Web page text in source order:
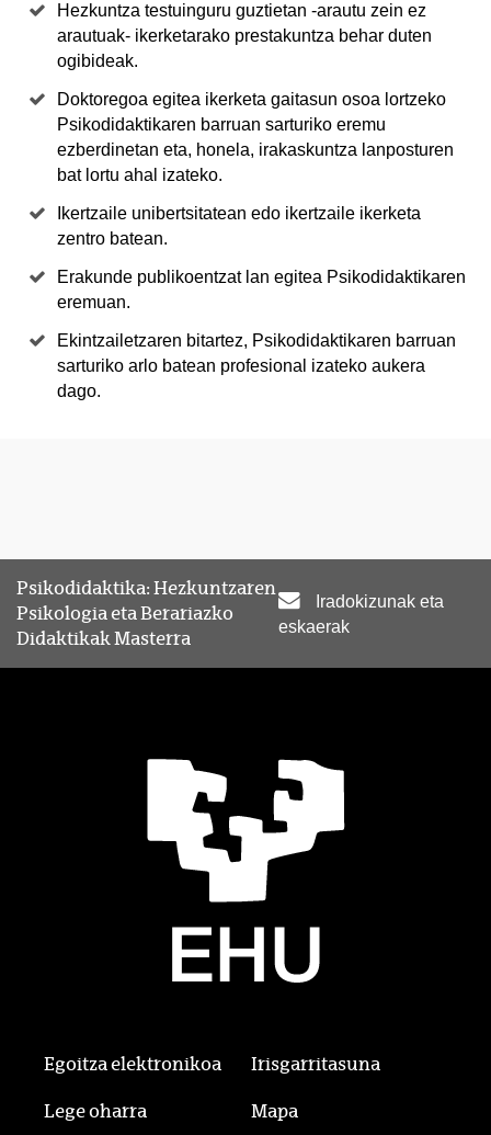
Hezkuntza testuinguru guztietan -arautu zein ez
arautuak- ikerketarako prestakuntza behar duten
ogibideak.
Doktoregoa egitea ikerketa gaitasun osoa lortzeko
Psikodidaktikaren barruan sarturiko eremu
ezberdinetan eta, honela, irakaskuntza lanposturen
bat lortu ahal izateko.
Ikertzaile unibertsitatean edo ikertzaile ikerketa
zentro batean.
Erakunde publikoentzat lan egitea Psikodidaktikaren
eremuan.
Ekintzailetzaren bitartez, Psikodidaktikaren barruan
sarturiko arlo batean profesional izateko aukera
dago.
Psikodidaktika: Hezkuntzaren
Psikologia eta Berariazko
Didaktikak Masterra
Iradokizunak eta
eskaerak
Egoitza elektronikoa Irisgarritasuna
Lege oharra Mapa